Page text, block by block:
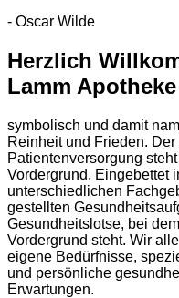
- Oscar Wilde
Herzlich
Lamm
symbolisch und damit
Reinheit und Frieden.
Patientenversorgung
Vordergrund. Eingebettet
unterschiedlichen
gestellten
Gesundheitslotse, bei
Vordergrund steht. Wir
eigene Bedürfnisse,
und persönliche
Erwartungen.